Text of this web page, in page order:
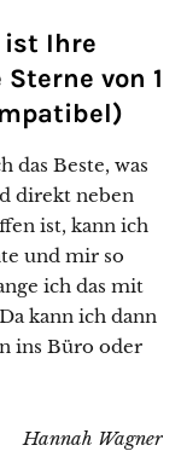
Ihre
von 1
das Beste, was
direkt neben
ist, kann ich
und mir so
ich das mit
kann ich dann
ins Büro oder
Hannah Wagner